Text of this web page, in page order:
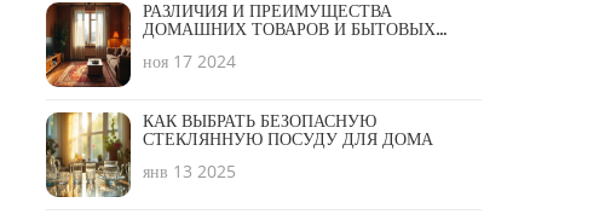
РАЗЛИЧИЯ И ПРЕИМУЩЕСТВА
ДОМАШНИХ ТОВАРОВ И БЫТОВЫХ
ноя 17 2024
КАК ВЫБРАТЬ БЕЗОПАСНУЮ
СТЕКЛЯННУЮ ПОСУДУ ДЛЯ ДОМА
янв 13 2025